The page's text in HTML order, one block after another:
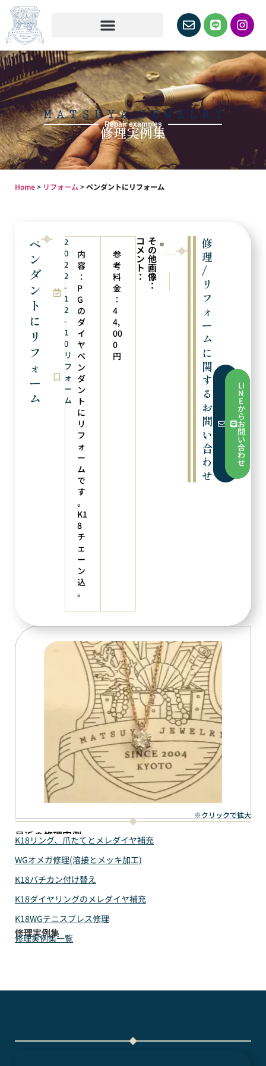
Repair examples
修理実例集
Home> リフォーム >ペンダントにリフォーム
※クリックで拡大
最近の修理実例
K18リング、爪たてとメレダイヤ補充
WGオメガ修理(溶接とメッキ加工)
K18バチカン付け替え
K18ダイヤリングのメレダイヤ補充
K18WGテニスブレス修理
修理実例集
修理実例集一覧
ペ
ン
ダ
ン
ト
に
リ
フ
ォ
ー
ム
2
0
2
2
-
1
2
-
1
0
リ
フ
ォ
ー
ム
内
容
：
P
G
の
ダ
イ
ヤ
ペ
ン
ダ
ン
ト
に
リ
フ
ォ
ー
ム
で
す
。
K1
8
チ
ェ
ー
ン
込
。
参
考
料
金
：
4
4,
00
0
円
コ
メ
ン
ト
：
そ
の
他
画
像
： 石留め・メッキ仕上げ
リングへリフォーム
修
理
/
リ
フ
ォ
ー
ム
に
関
す
る
お
問
い
合
わ
せ
フ
ら
お
せ
LI
N
E
か
ら
お
問
い
合
わ
せ